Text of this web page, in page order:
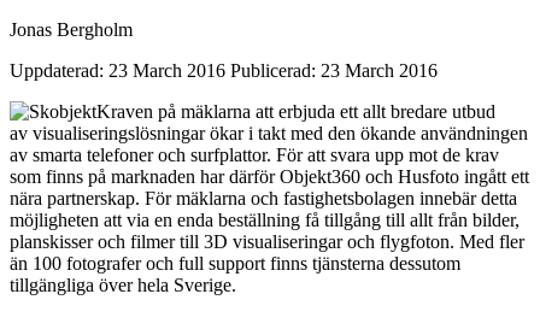
Jonas Bergholm
Uppdaterad: 23 March 2016 Publicerad: 23 March 2016
Kraven på mäklarna att erbjuda ett allt bredare utbud
av visualiseringslösningar ökar i takt med den ökande användningen
av smarta telefoner och surfplattor. För att svara upp mot de krav
som finns på marknaden har därför Objekt360 och Husfoto ingått ett
nära partnerskap. För mäklarna och fastighetsbolagen innebär detta
möjligheten att via en enda beställning få tillgång till allt från bilder,
planskisseroch filmer till 3D visualiseringar och flygfoton. Med fler
än 100 fotografer och full support finns tjänsterna dessutom
tillgängliga över hela Sverige.